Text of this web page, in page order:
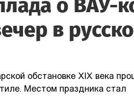
о ВАУ-
в
обстановке XIX века
Местом праздника стал